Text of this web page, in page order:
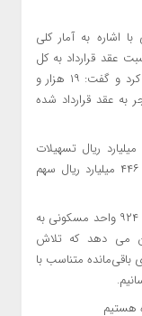
اشاره به آمار کلی
عقد قرارداد به کل
واحدهای این طرح در استان را ۱۰۰ درصد اعلام کرد و گفت: ۱۹ هزار و
به عقد قرارداد شده
وی افزود: به این پروژه‌ها مبلغ ۹۲ هزار و ۳۸۲ میلیارد ریال تسهیلات
تخصیص داده شده است که تاکنون ۷۲ هزار و ۴۴۶ میلیارد ریال سهم
جمالوندی تصریح کرد: تکمیل و واگذاری ۷ هزار و ۹۲۴ واحد مسکونی به
می دهد که تلاش
باقی‌مانده متناسب با
هستیم